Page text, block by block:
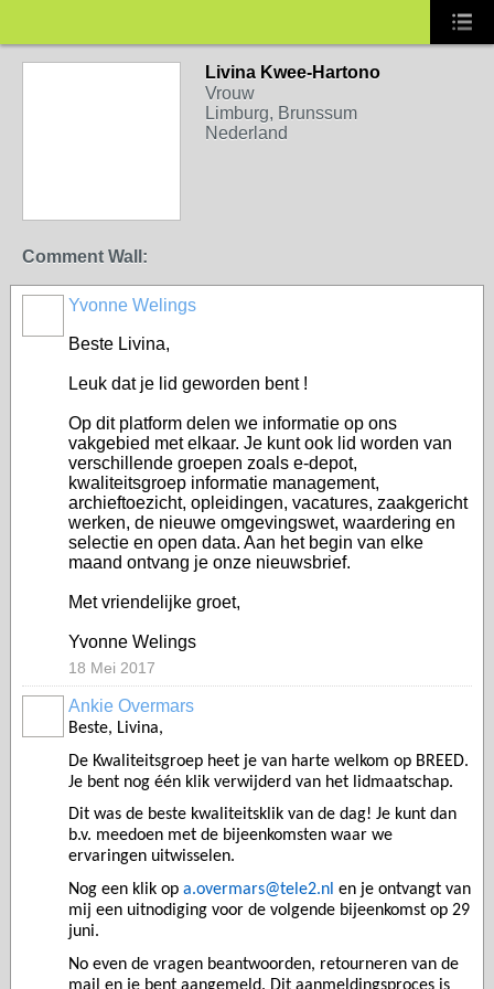
Livina Kwee-Hartono
Vrouw
Limburg, Brunssum
Nederland
Comment Wall:
Yvonne Welings
Beste Livina,
Leuk dat je lid geworden bent !
Op dit platform delen we informatie op ons
vakgebied met elkaar. Je kunt ook lid worden van
verschillende groepen zoals e-depot,
kwaliteitsgroep informatie management,
archieftoezicht, opleidingen, vacatures, zaakgericht
werken, de nieuwe omgevingswet, waardering en
selectie en open data. Aan het begin van elke
maand ontvang je onze nieuwsbrief.
Met vriendelijke groet,
Yvonne Welings
18 Mei 2017
Ankie Overmars
Beste, Livina,
De Kwaliteitsgroep heet je van harte welkom op BREED.
Je bent nog één klik verwijderd van het lidmaatschap.
Dit was de beste kwaliteitsklik van de dag! Je kunt dan
b.v. meedoen met de bijeenkomsten waar we
ervaringen uitwisselen.
Nog een klik op a.overmars@tele2.nl en je ontvangt van
mij een uitnodiging voor de volgende bijeenkomst op 29
juni.
No even de vragen beantwoorden, retourneren van de
mail en je bent aangemeld. Dit aanmeldingsproces is